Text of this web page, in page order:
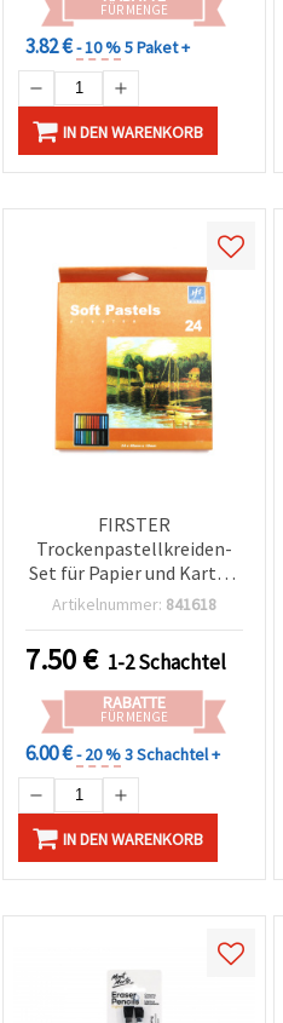
FÜR MENGE
3.82 €- 10 %5 Paket +
IN DEN WARENKORB
FIRSTER
Trockenpastellkreiden-
Set für Papier und Karton
– 24 Farben
Artikelnummer: 841618
7.50€ 1-2 Schachtel
RABATTE
FÜR MENGE
6.00 €- 20 %3 Schachtel +
IN DEN WARENKORB